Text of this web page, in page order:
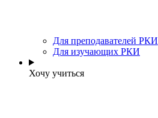
Для преподавателей РКИ
Для изучающих РКИ
Хочу учиться